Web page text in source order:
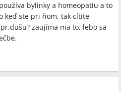
bylinky a homeopatiu a to
keď ste pri ňom, tak cítite
zaujíma ma to, lebo sa